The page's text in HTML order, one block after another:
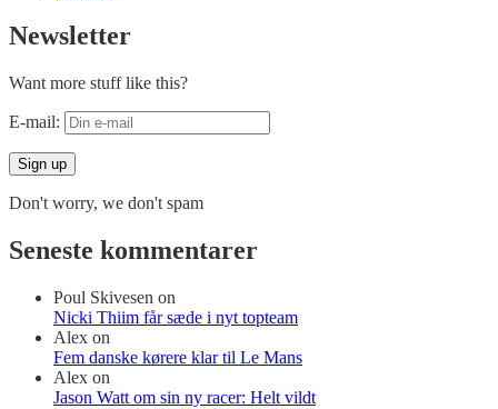
Newsletter
Want more stuff like this?
E-mail:
Don't worry, we don't spam
Seneste kommentarer
Poul Skivesen on
Nicki Thiim får sæde i nyt topteam
Alex on
Fem danske kørere klar til Le Mans
Alex on
Jason Watt om sin ny racer: Helt vildt